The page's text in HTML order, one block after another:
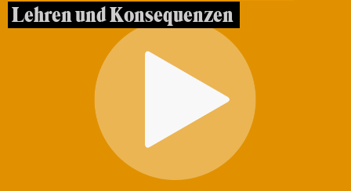
Lehren und Konsequenzen